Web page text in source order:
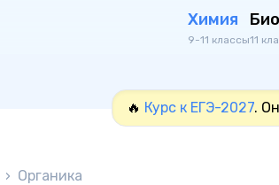
Химия
9-11 классы11
🔥 Курс к ЕГЭ-2027.
› Органика